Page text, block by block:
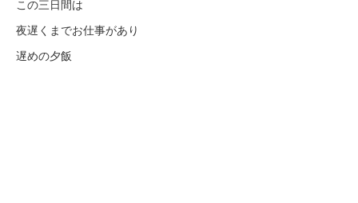
この三日間は
夜遅くまでお仕事があり
遅めの夕飯